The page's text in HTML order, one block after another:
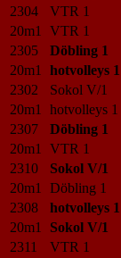
2304
VTR 1
20m1
VTR 1
2305
Döbling 1
20m1
hotvolleys 1
2302
Sokol V/1
20m1
hotvolleys 1
2307
Döbling 1
20m1
VTR 1
2310
Sokol V/1
20m1
Döbling 1
2308
hotvolleys 1
20m1
Sokol V/1
2311
VTR 1